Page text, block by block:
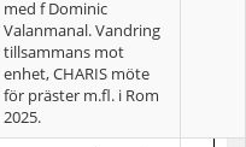
med f Dominic
Valanmanal. Vandring
tillsammans mot
enhet, CHARIS möte
för präster m.fl. i Rom
2025.